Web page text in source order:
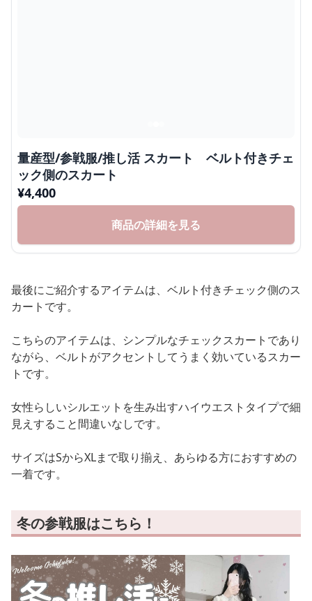
量産型/参戦服/推し活 スカート ベルト付きチェ
ック側のスカート
¥4,400
商品の詳細を見る
最後にご紹介するアイテムは、ベルト付きチェック側のス
カートです。
こちらのアイテムは、シンプルなチェックスカートであり
ながら、ベルトがアクセントしてうまく効いているスカー
トです。
女性らしいシルエットを生み出すハイウエストタイプで細
見えすること間違いなしです。
サイズはSからXLまで取り揃え、あらゆる方におすすめの
一着です。
冬の参戦服はこちら！